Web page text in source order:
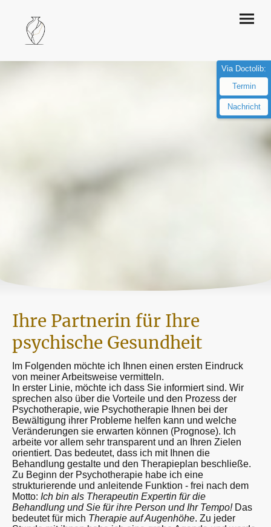
Ihre Partnerin für Ihre
psychische Gesundheit
Im Folgenden möchte ich Ihnen einen ersten Eindruck
von meiner Arbeitsweise vermitteln.
In erster Linie, möchte ich dass Sie informiert sind. Wir
sprechen also über die Vorteile und den Prozess der
Psychotherapie, wie Psychotherapie Ihnen bei der
Bewältigung ihrer Probleme helfen kann und welche
Veränderungen sie erwarten können (Prognose). Ich
arbeite vor allem sehr transparent und an Ihren Zielen
orientiert. Das bedeutet, dass ich mit Ihnen die
Behandlung gestalte und den Therapieplan beschließe.
Zu Beginn der Psychotherapie habe ich eine
strukturierende und anleitende Funktion - frei nach dem
Motto: Ich bin als Therapeutin Expertin für die
Behandlung und Sie für ihre Person und Ihr Tempo! Das
bedeutet für mich Therapie auf Augenhöhe. Zu jeder
Via Doctolib:
Termin
Nachricht